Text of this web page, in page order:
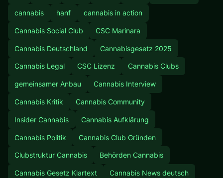
cannabis hanf cannabis in action
Cannabis Social Club CSC Marinara
Cannabis Deutschland Cannabisgesetz 2025
Cannabis Legal CSC Lizenz Cannabis Clubs
gemeinsamer Anbau Cannabis Interview
Cannabis Kritik Cannabis Community
Insider Cannabis Cannabis Aufklärung
Cannabis Politik Cannabis Club Gründen
Clubstruktur Cannabis Behörden Cannabis
Cannabis Gesetz Klartext Cannabis News deutsch